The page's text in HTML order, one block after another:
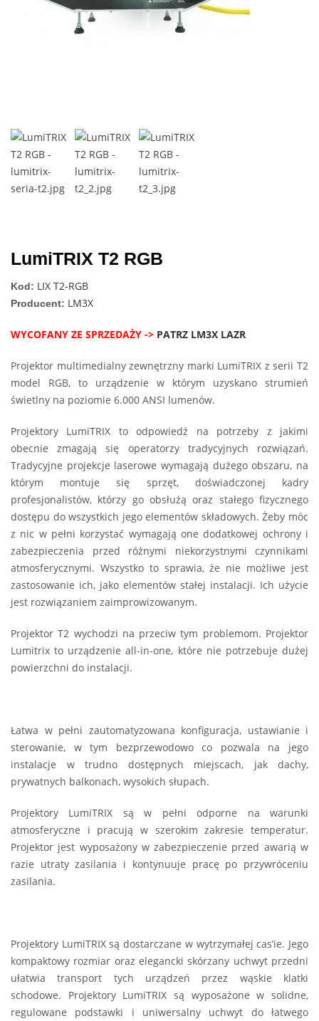
LumiTRIX T2 RGB
Kod: LIX T2-RGB
Producent: LM3X
WYCOFANY ZE SPRZEDAŻY -> PATRZ LM3X LAZR
Projektor multimedialny zewnętrzny marki LumiTRIX z serii T2
model RGB, to urządzenie w którym uzyskano strumień
świetlny na poziomie 6.000 ANSI lumenów.
Projektory LumiTRIX to odpowiedź na potrzeby z jakimi
obecnie zmagają się operatorzy tradycyjnych rozwiązań.
Tradycyjne projekcje laserowe wymagają dużego obszaru, na
którym montuje się sprzęt, doświadczonej kadry
profesjonalistów, którzy go obsłużą oraz stałego fizycznego
dostępu do wszystkich jego elementów składowych. Żeby móc
z nic w pełni korzystać wymagają one dodatkowej ochrony i
zabezpieczenia przed różnymi niekorzystnymi czynnikami
atmosferycznymi. Wszystko to sprawia, że nie możliwe jest
zastosowanie ich, jako elementów stałej instalacji. Ich użycie
jest rozwiązaniem zaimprowizowanym.
Projektor T2 wychodzi na przeciw tym problemom. Projektor
Lumitrix to urządzenie all-in-one, które nie potrzebuje dużej
powierzchni do instalacji.
Łatwa w pełni zautomatyzowana konfiguracja, ustawianie i
sterowanie, w tym bezprzewodowo co pozwala na jego
instalacje w trudno dostępnych miejscach, jak dachy,
prywatnych balkonach, wysokich słupach.
Projektory LumiTRIX są w pełni odporne na warunki
atmosferyczne i pracują w szerokim zakresie temperatur.
Projektor jest wyposażony w zabezpieczenie przed awarią w
razie utraty zasilania i kontynuuje pracę po przywróceniu
zasilania.
Projektory LumiTRIX są dostarczane w wytrzymałej cas’ie. Jego
kompaktowy rozmiar oraz elegancki skórzany uchwyt przedni
ułatwia transport tych urządzeń przez wąskie klatki
schodowe. Projektory LumiTRIX są wyposażone w solidne,
regulowane podstawki i uniwersalny uchwyt do łatwego